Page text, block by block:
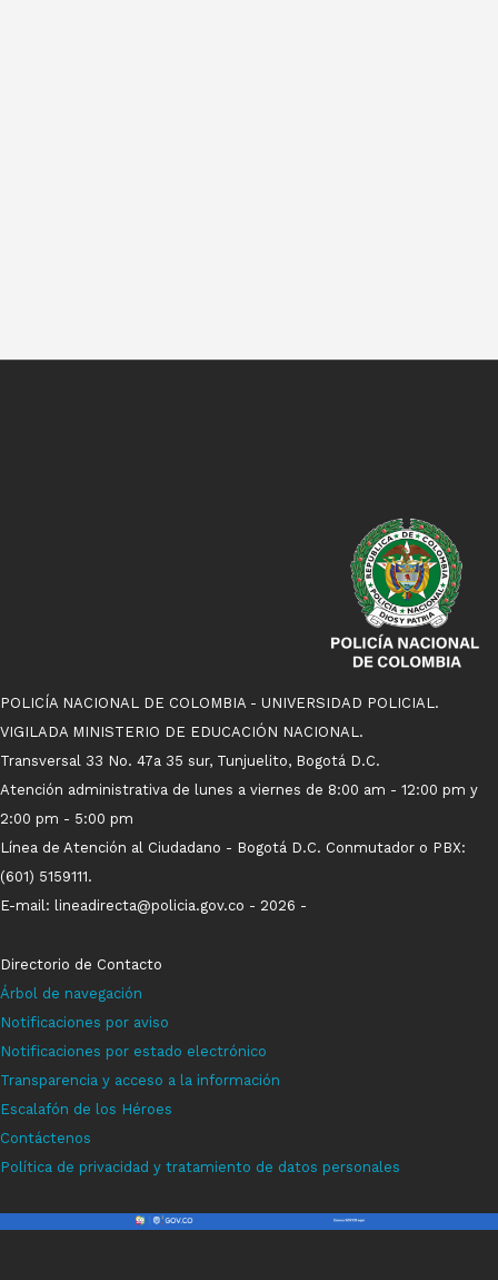
POLICÍA NACIONAL DE COLOMBIA - UNIVERSIDAD POLICIAL.
VIGILADA MINISTERIO DE EDUCACIÓN NACIONAL.
Transversal 33 No. 47a 35 sur, Tunjuelito, Bogotá D.C.
Atención administrativa de lunes a viernes de 8:00 am - 12:00 pm y
2:00 pm - 5:00 pm
Línea de Atención al Ciudadano - Bogotá D.C. Conmutador o PBX:
(601) 5159111.
E-mail: lineadirecta@policia.gov.co - 2026 -
Directorio de Contacto
Árbol de navegación
Notificaciones por aviso
Notificaciones por estado electrónico
Transparencia y acceso a la información
Escalafón de los Héroes
Contáctenos
Política de privacidad y tratamiento de datos personales